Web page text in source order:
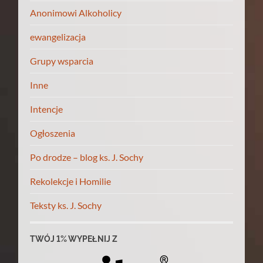
Anonimowi Alkoholicy
ewangelizacja
Grupy wsparcia
Inne
Intencje
Ogłoszenia
Po drodze – blog ks. J. Sochy
Rekolekcje i Homilie
Teksty ks. J. Sochy
TWÓJ 1% WYPEŁNIJ Z